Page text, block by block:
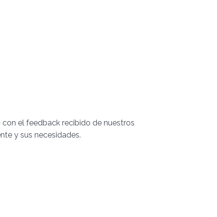
el feedback recibido de nuestros
y sus necesidades.